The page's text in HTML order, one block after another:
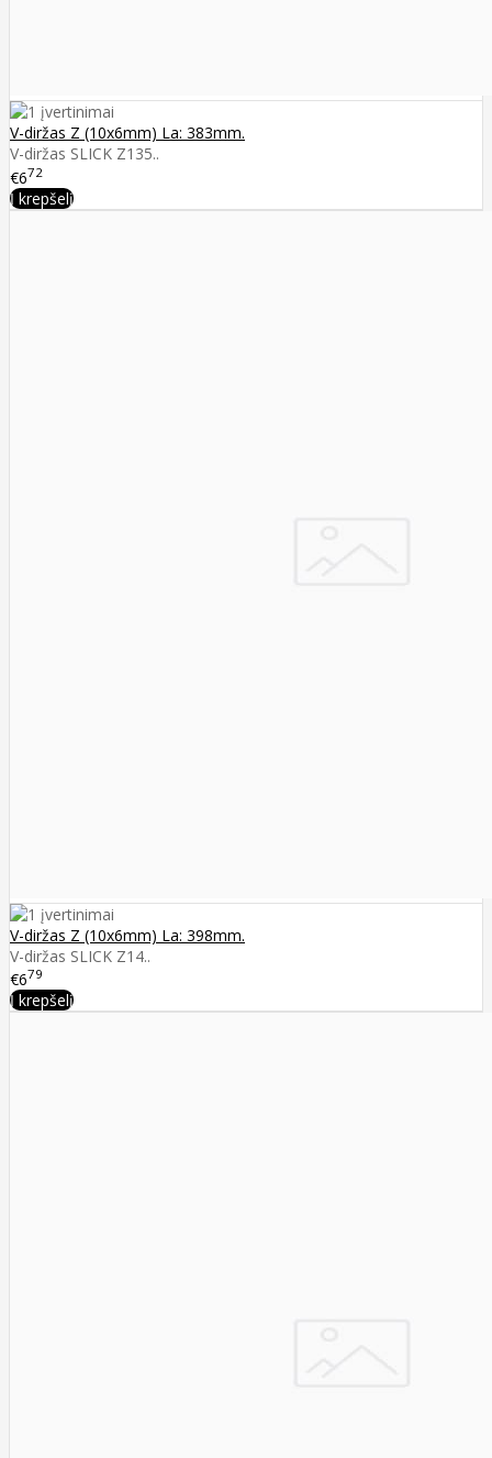
V-diržas Z (10x6mm) La: 383mm.
V-diržas SLICK Z135..
€672
Į krepšelį
V-diržas Z (10x6mm) La: 398mm.
V-diržas SLICK Z14..
€679
Į krepšelį